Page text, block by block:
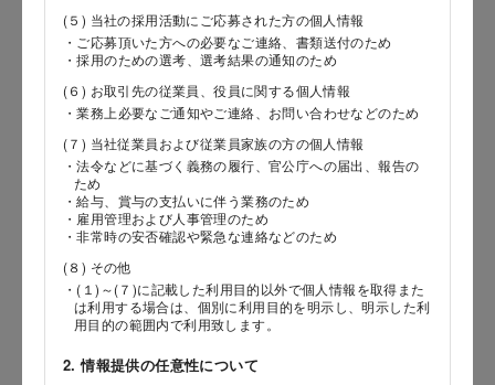
(５) 当社の採用活動にご応募された方の個人情報
・ご応募頂いた方への必要なご連絡、書類送付のため
・採用のための選考、選考結果の通知のため
(６) お取引先の従業員、役員に関する個人情報
・業務上必要なご通知やご連絡、お問い合わせなどのため
(７) 当社従業員および従業員家族の方の個人情報
・法令などに基づく義務の履行、官公庁への届出、報告の
ため
・給与、賞与の支払いに伴う業務のため
・雇用管理および人事管理のため
・非常時の安否確認や緊急な連絡などのため
(８) その他
・(１)～(７)に記載した利用目的以外で個人情報を取得また
は利用する場合は、個別に利用目的を明示し、明示した利
用目的の範囲内で利用致します。
2. 情報提供の任意性について
都道府県
番地以降